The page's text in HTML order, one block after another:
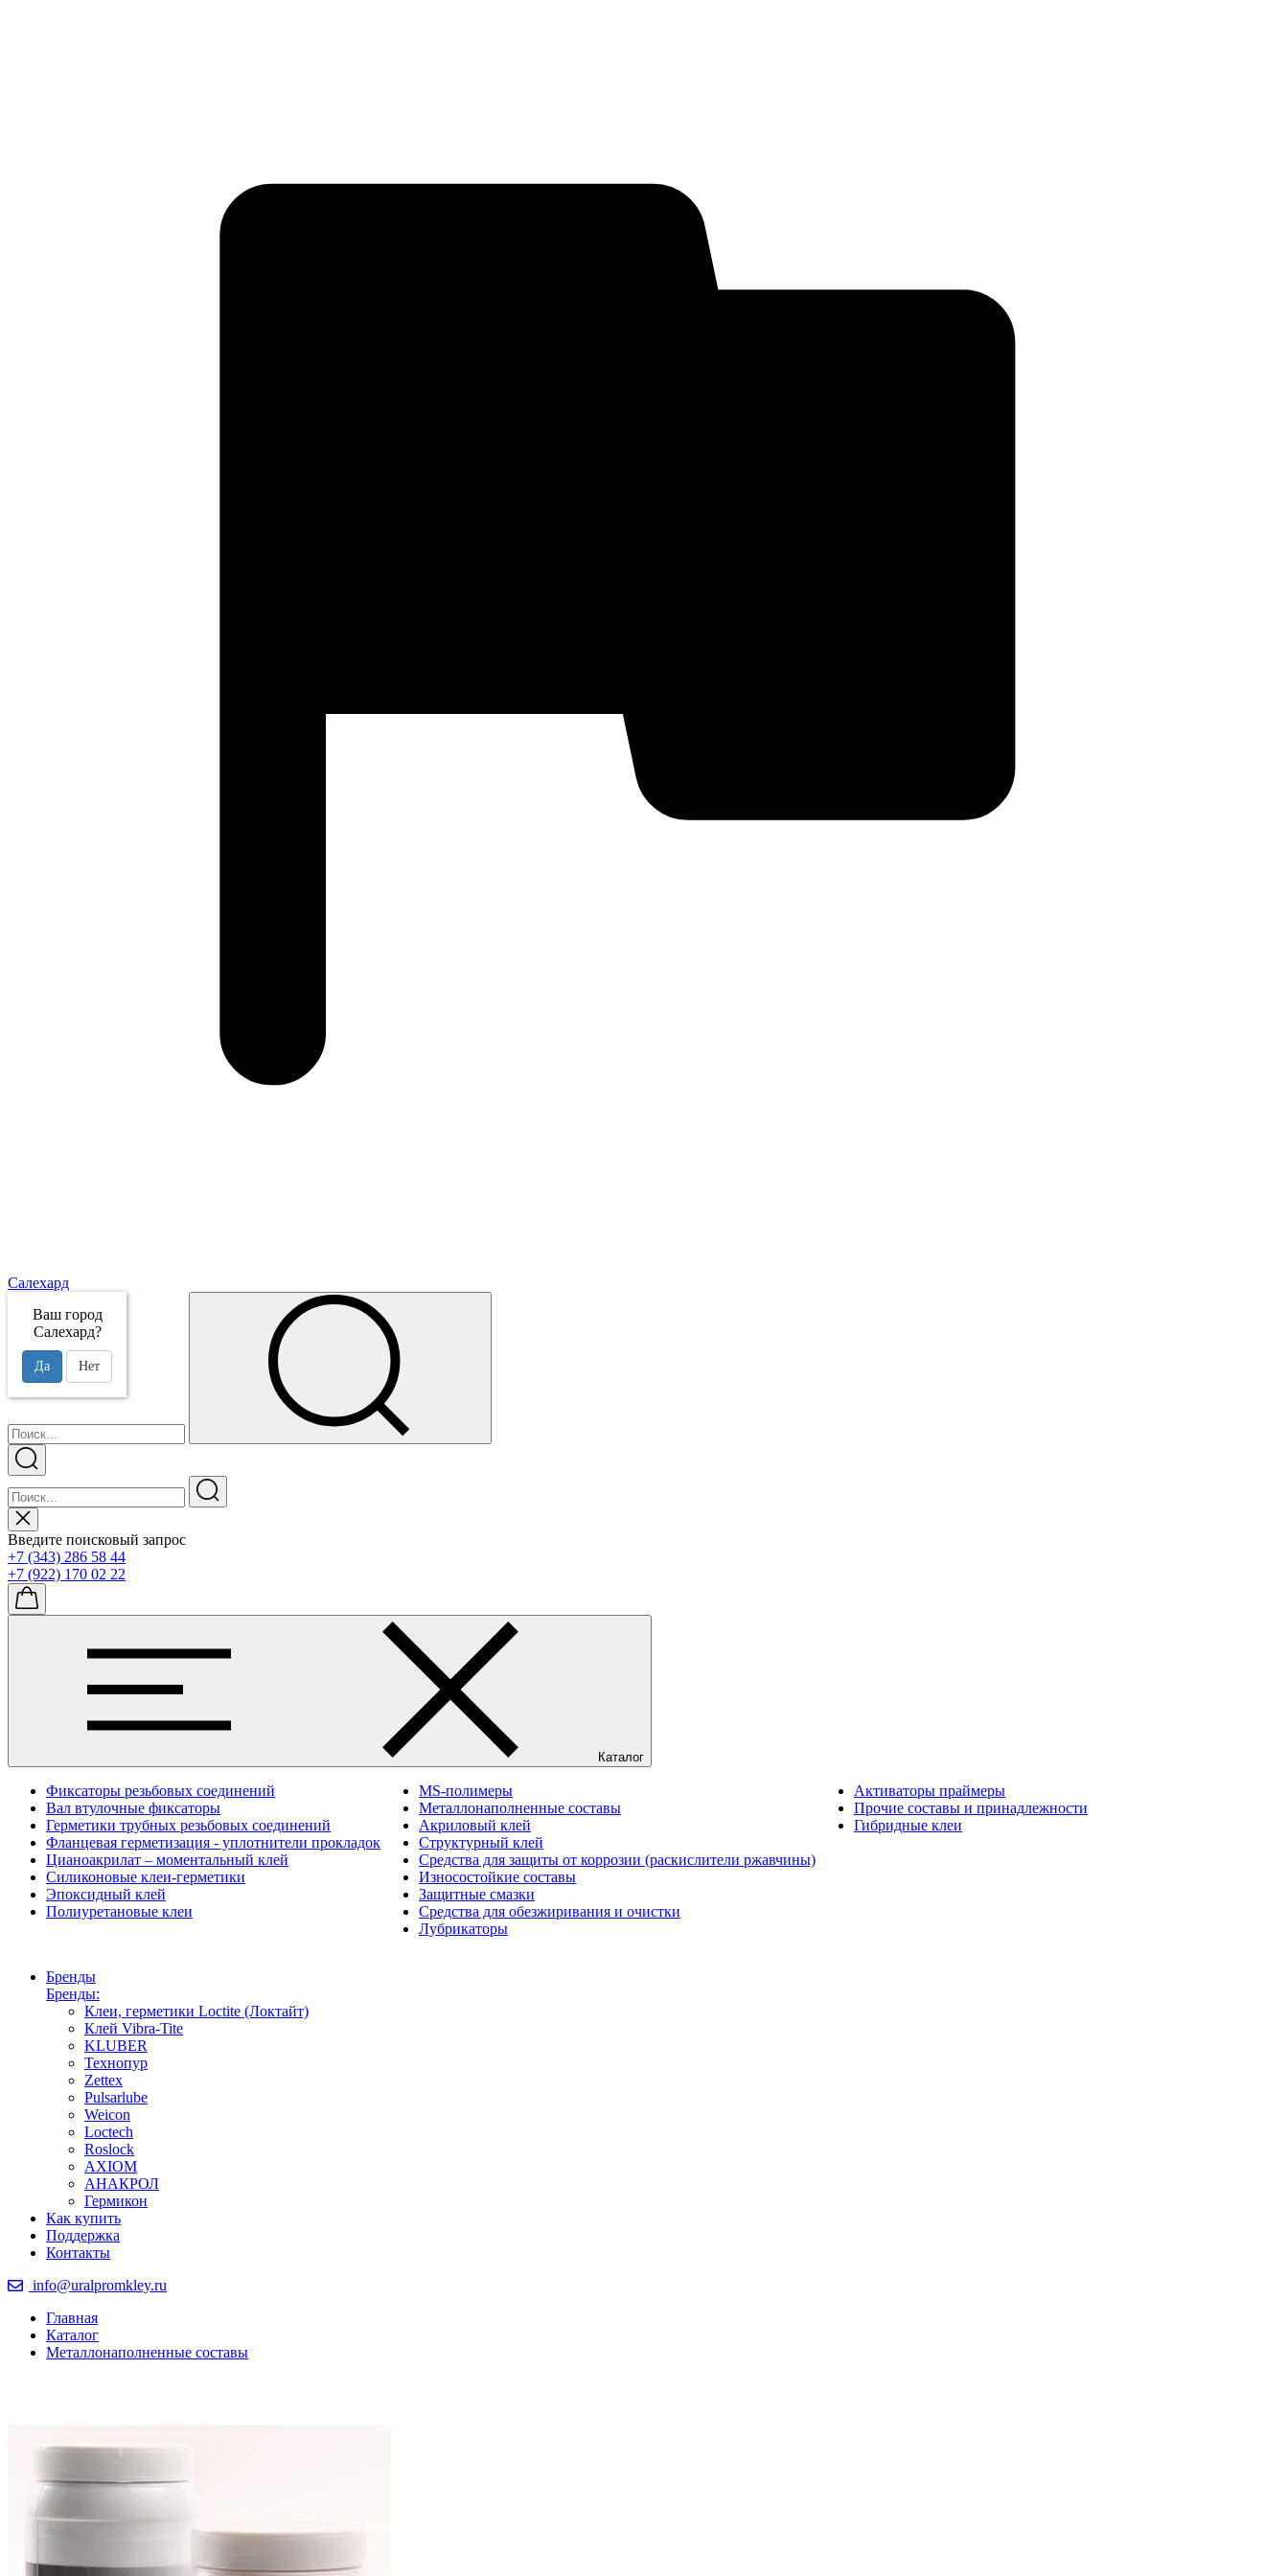
Салехард
Ваш город
Салехард?
Да Нет
Введите поисковый запрос
+7 (343) 286 58 44
+7 (922) 170 02 22
Каталог
Фиксаторы резьбовых соединений
Вал втулочные фиксаторы
Герметики трубных резьбовых соединений
Фланцевая герметизация - уплотнители прокладок
Цианоакрилат – моментальный клей
Силиконовые клеи-герметики
Эпоксидный клей
Полиуретановые клеи
MS-полимеры
Металлонаполненные составы
Акриловый клей
Структурный клей
Средства для защиты от коррозии (раскислители ржавчины)
Износостойкие составы
Защитные смазки
Средства для обезжиривания и очистки
Лубрикаторы
Активаторы праймеры
Прочие составы и принадлежности
Гибридные клеи
Бренды
Бренды:
Клеи, герметики Loctite (Локтайт)
Клей Vibra-Tite
KLUBER
Технопур
Zettex
Pulsarlube
Weicon
Loctech
Roslock
AXIOM
АНАКРОЛ
Гермикон
Как купить
Поддержка
Контакты
info@uralpromkley.ru
Главная
Каталог
Металлонаполненные составы